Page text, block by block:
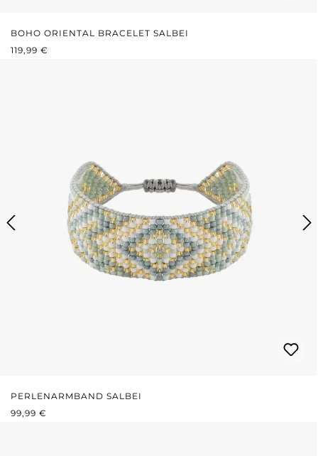
BOHO ORIENTAL BRACELET SALBEI
REGULÄRER PREIS:
119,99 €
PERLENARMBAND SALBEI
REGULÄRER PREIS:
99,99 €